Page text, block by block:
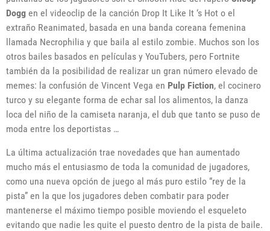
Dogg en el videoclip de la canción Drop It Like It ‘s Hot o el
extraño Reanimated, basada en una banda coreana femenina
llamada Necrophilia y que baila al estilo zombie. Muchos son los
otros bailes basados en películas y YouTubers, pero Fortnite
también da la posibilidad de realizar un gran número elevado de
memes: la confusión de Vincent Vega en Pulp Fiction, el cocinero
turco y su elegante forma de echar sal los alimentos, la danza
loca del niño de la camiseta naranja, el dub que tanto se puso de
moda entre los deportistas …
La última actualización trae novedades que han aumentado
mucho más el entusiasmo de toda la comunidad de jugadores,
como una nueva opción de juego al más puro estilo “rey de la
pista” en la que los jugadores deben combatir para poder
mantenerse el máximo tiempo posible moviendo el esqueleto
evitando que nadie les quite el puesto dentro de la pista de baile.